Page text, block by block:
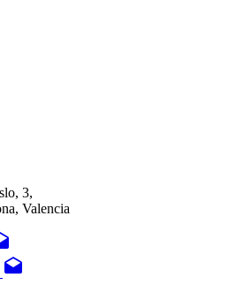
3,
Valencia
drafts